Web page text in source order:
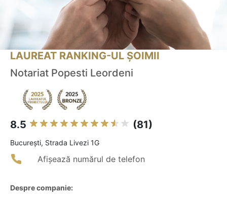
LAUREAT RANKING-UL ȘOIMII
Notariat Popesti Leordeni
8.5 (81)
Bucureşti, Strada Livezi 1G
Afișează numărul de telefon
Despre companie: